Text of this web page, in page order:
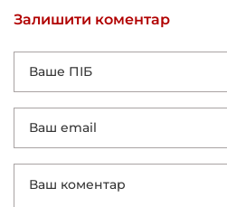
Залишити коментар